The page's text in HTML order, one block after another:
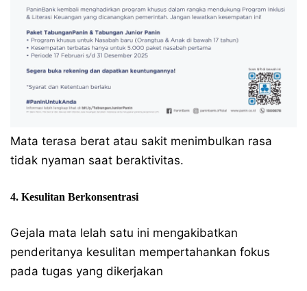
Mata terasa berat atau sakit menimbulkan rasa
tidak nyaman saat beraktivitas.
4. Kesulitan Berkonsentrasi
Gejala mata lelah satu ini mengakibatkan
penderitanya kesulitan mempertahankan fokus
pada tugas yang dikerjakan